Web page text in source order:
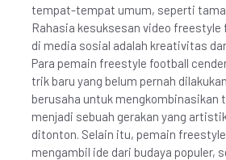
tempat-tempat umum, seperti
Rahasia kesuksesan video freestyle
di media sosial adalah kreativitas
Para pemain freestyle football
trik baru yang belum pernah
berusaha untuk
menjadi sebuah gerakan yang
ditonton. Selain itu, pemain
mengambil ide dari budaya populer,